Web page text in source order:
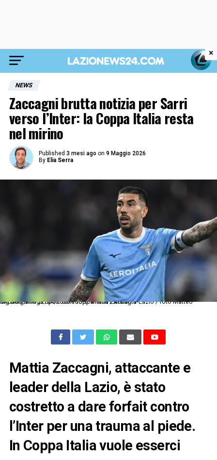
NEWS
Zaccagni brutta notizia per Sarri
verso l’Inter: la Coppa Italia resta
nel mirino
Published 3 mesi ago on 9 Maggio 2026
By Elia Serra
Mg Bergamo 22/04/2026 - Coppa Italia / Atalanta-Lazio / foto Matteo Gribaudi/Image Sport nella foto: Mattia Zaccagni
Mattia Zaccagni, attaccante e
leader della Lazio, è stato
costretto a dare forfait contro
l’Inter per una trauma al piede.
In Coppa Italia vuole esserci
×